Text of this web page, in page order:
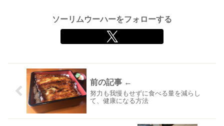
ソーリムウーハーをフォローする
努力も我慢もせずに食べる量を減らし
て、健康になる方法